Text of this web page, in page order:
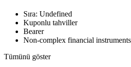
Sıra: Undefined
Kuponlu tahviller
Bearer
Non-complex financial
Tümünü göster